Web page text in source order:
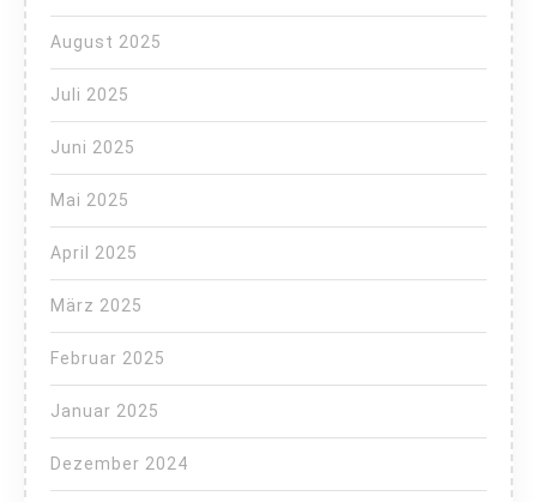
August 2025
Juli 2025
Juni 2025
Mai 2025
April 2025
März 2025
Februar 2025
Januar 2025
Dezember 2024